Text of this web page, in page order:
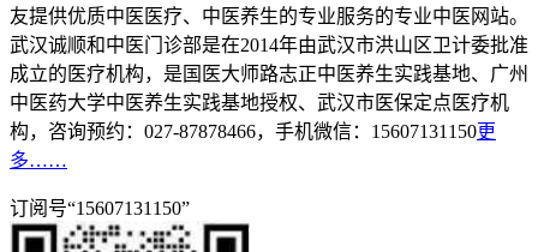
友提供优质中医医疗、中医养生的专业服务的专业中医网站。
武汉诚顺和中医门诊部是在2014年由武汉市洪山区卫计委批准
成立的医疗机构，是国医大师路志正中医养生实践基地、广州
中医药大学中医养生实践基地授权、武汉市医保定点医疗机
构，咨询预约：027-87878466，手机微信：15607131150更
多……
订阅号“15607131150”